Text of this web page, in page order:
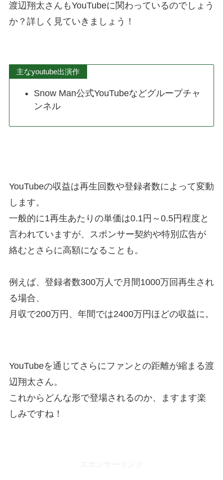
渡辺翔太さんもYouTubeに関わっているのでしょう
か？詳しく見ていきましょう！
主なyoutube出演作
Snow Man公式YouTubeなどグループチャ
ンネル
YouTubeの収益は再生回数や登録者数によって変動
します。
一般的に1再生あたりの単価は0.1円～0.5円程度と
言われていますが、スポンサー契約や特別広告が
絡むとさらに高額になることも。
例えば、登録者数300万人で月間1000万回再生され
る場合、
月収で200万円、年間では2400万円ほどの収益に。
YouTubeを通じてさらにファンとの距離が縮まる渡
辺翔太さん。
これからどんな形で登場されるのか、ますます楽
しみですね！